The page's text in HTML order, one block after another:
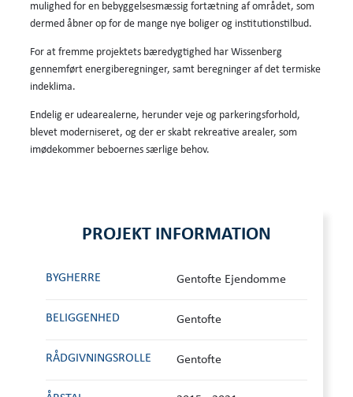
mulighed for en bebyggelsesmæssig fortætning af området, som
dermed åbner op for de mange nye boliger og institutionstilbud.
For at fremme projektets bæredygtighed har Wissenberg
gennemført energiberegninger, samt beregninger af det termiske
indeklima.
Endelig er udearealerne, herunder veje og parkeringsforhold,
blevet moderniseret, og der er skabt rekreative arealer, som
imødekommer beboernes særlige behov.
PROJEKT INFORMATION
BYGHERRE Gentofte Ejendomme
BELIGGENHED Gentofte
RÅDGIVNINGS­ROLLE Gentofte